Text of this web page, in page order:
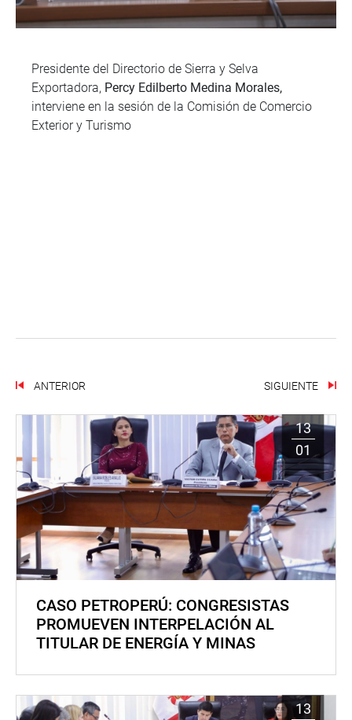
Presidente del Directorio de Sierra y Selva
Exportadora, Percy Edilberto Medina Morales,
interviene en la sesión de la Comisión de Comercio
Exterior y Turismo
ANTERIOR SIGUIENTE
13
01
CASO PETROPERÚ: CONGRESISTAS
PROMUEVEN INTERPELACIÓN AL
TITULAR DE ENERGÍA Y MINAS
13